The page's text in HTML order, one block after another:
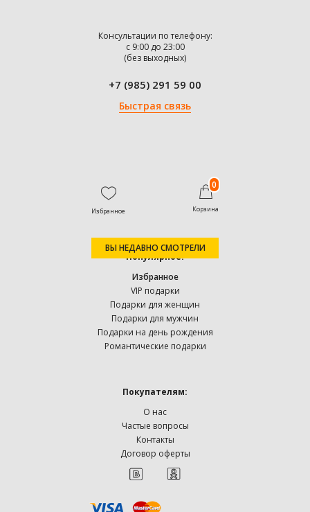
Консультации по телефону:
с 9:00 до 23:00
(без выходных)
+7 (985) 291 59 00
Быстрая связь
Популярное:
Избранное
VIP подарки
Подарки для женщин
Подарки для мужчин
Подарки на день рождения
Романтические подарки
Покупателям:
О нас
Частые вопросы
Контакты
Договор оферты
Избранное
0
Корзина
ВЫ НЕДАВНО СМОТРЕЛИ